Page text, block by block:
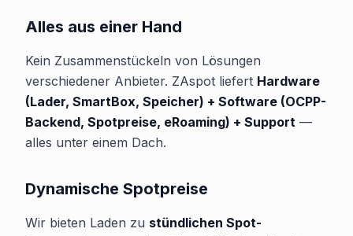
Alles aus einer Hand
Kein Zusammenstückeln von Lösungen
verschiedener Anbieter. ZAspot liefert Hardware
(Lader, SmartBox, Speicher) + Software (OCPP-
Backend, Spotpreise, eRoaming) + Support —
alles unter einem Dach.
Dynamische Spotpreise
Wir bieten Laden zu stündlichen Spot-